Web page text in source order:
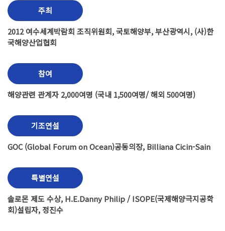
주최
2012 여수세계박람회 조직위원회, 국토해양부, 부산광역시, (사)한
국해양산업협회
참여
해양관련 관계자 2,000여명 (국내 1,500여명/ 해외 500여명)
기조연설
GOC (Global Forum on Ocean)공동의장, Billiana Cicin-Sain
특별연설
솔로몬 제도 수상, H.E.Danny Philip / ISOPE(국제해양극지공학
회)설립자, 정진수